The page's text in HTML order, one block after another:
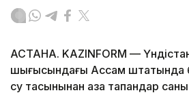
АСТАНА. KAZINFORM —
шығысындағы Ассам штатында
су тасқынынан қаза тапқандар